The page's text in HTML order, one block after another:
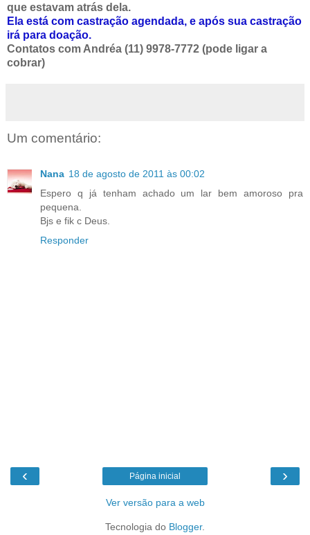
que estavam atrás dela.
Ela está com castração agendada, e após sua castração
irá para doação.
Contatos com Andréa (11) 9978-7772 (pode ligar a
cobrar)
Um comentário:
Nana 18 de agosto de 2011 às 00:02
Espero q já tenham achado um lar bem amoroso pra
pequena.
Bjs e fik c Deus.
Responder
‹ ›
Página inicial
Ver versão para a web
Tecnologia do Blogger.